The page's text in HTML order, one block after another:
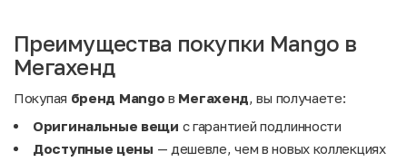
Преимущества покупки Mango в
Мегахенд
Покупая бренд Mango в Мегахенд, вы получаете:
Оригинальные вещи с гарантией подлинности
Доступные цены — дешевле, чем в новых коллекциях